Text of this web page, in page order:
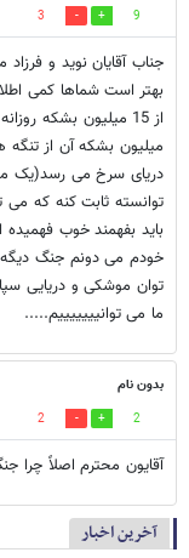
9
3
جناب آقایان نوید و
بهتر است شماها کمی
ميليون بشکه آن از
دريای سرخ می رسد(یک
توانسته ثابت کنه که می
باید بفهمند خوب فهمیده
خودم می دونم جنگ
توان موشکی و دریایی
ما می توانیییییییم.....
بدون نام
2
2
آقایون محترم اصلاً چرا
آخرین اخبار